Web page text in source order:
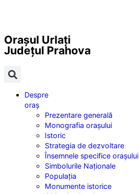
Orașul Urlați
Județul Prahova
Despre
oraș
Prezentare generală
Monografia orașului
Istoric
Strategia de dezvoltare
Însemnele specifice orașului
Simbolurile Naționale
Populația
Monumente istorice